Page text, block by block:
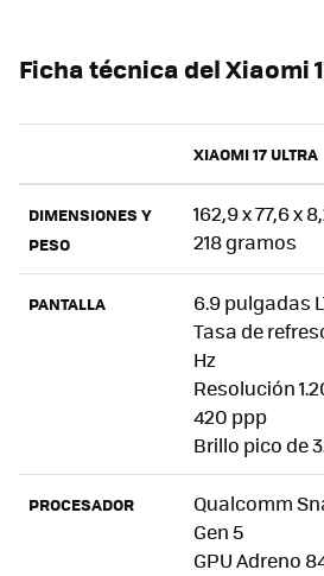
Ficha técnica del Xiaomi
XIAOMI 17 ULTRA
DIMENSIONES Y
PESO
162,9 x 77,6 x
218 gramos
PANTALLA
6.9 pulgadas
Tasa de
Hz
Resolución
420 ppp
Brillo pico de
PROCESADOR
Qualcomm
Gen 5
GPU Adreno